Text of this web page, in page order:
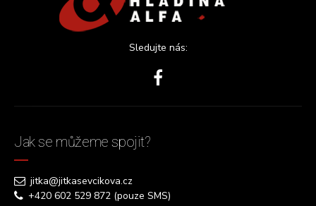
Sledujte nás:
Jak se můžeme spojit?
jitka@jitkasevcikova.cz
+420 602 529 872 (pouze SMS)